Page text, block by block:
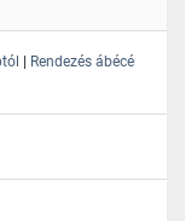
| Rendezés ábécé